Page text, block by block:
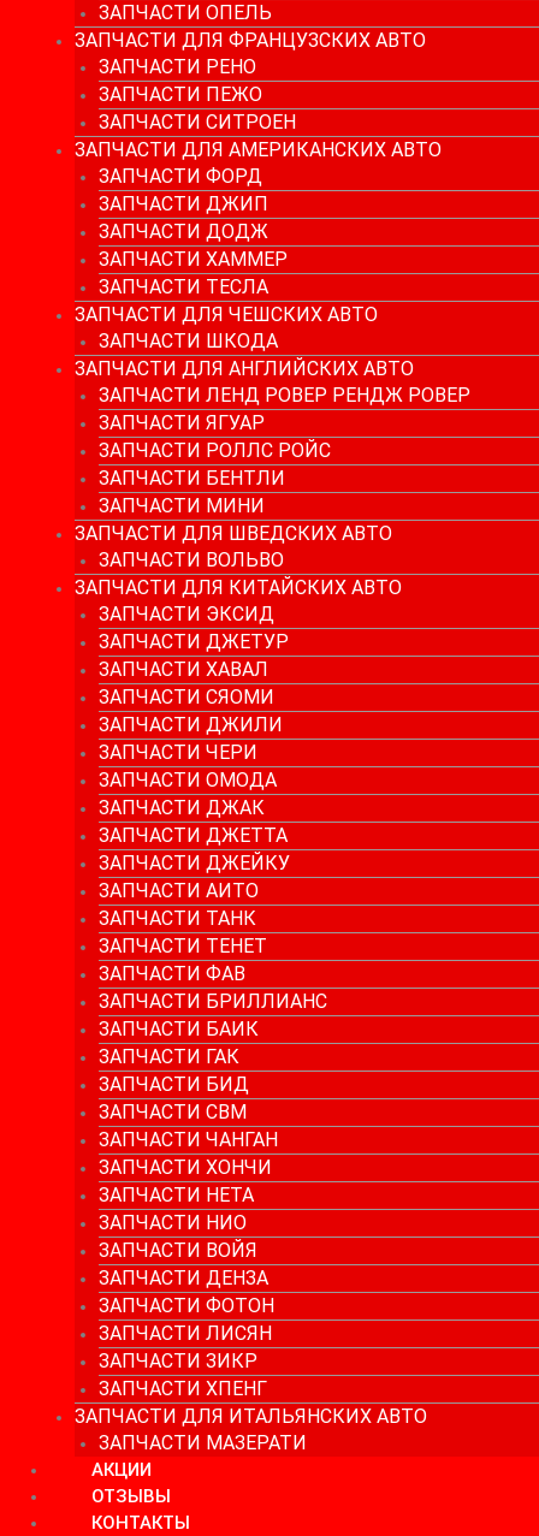
ЗАПЧАСТИ ОПЕЛЬ
ЗАПЧАСТИ ДЛЯ ФРАНЦУЗСКИХ АВТО
ЗАПЧАСТИ РЕНО
ЗАПЧАСТИ ПЕЖО
ЗАПЧАСТИ СИТРОЕН
ЗАПЧАСТИ ДЛЯ АМЕРИКАНСКИХ АВТО
ЗАПЧАСТИ ФОРД
ЗАПЧАСТИ ДЖИП
ЗАПЧАСТИ ДОДЖ
ЗАПЧАСТИ ХАММЕР
ЗАПЧАСТИ ТЕСЛА
ЗАПЧАСТИ ДЛЯ ЧЕШСКИХ АВТО
ЗАПЧАСТИ ШКОДА
ЗАПЧАСТИ ДЛЯ АНГЛИЙСКИХ АВТО
ЗАПЧАСТИ ЛЕНД РОВЕР РЕНДЖ РОВЕР
ЗАПЧАСТИ ЯГУАР
ЗАПЧАСТИ РОЛЛС РОЙС
ЗАПЧАСТИ БЕНТЛИ
ЗАПЧАСТИ МИНИ
ЗАПЧАСТИ ДЛЯ ШВЕДСКИХ АВТО
ЗАПЧАСТИ ВОЛЬВО
ЗАПЧАСТИ ДЛЯ КИТАЙСКИХ АВТО
ЗАПЧАСТИ ЭКСИД
ЗАПЧАСТИ ДЖЕТУР
ЗАПЧАСТИ ХАВАЛ
ЗАПЧАСТИ СЯОМИ
ЗАПЧАСТИ ДЖИЛИ
ЗАПЧАСТИ ЧЕРИ
ЗАПЧАСТИ ОМОДА
ЗАПЧАСТИ ДЖАК
ЗАПЧАСТИ ДЖЕТТА
ЗАПЧАСТИ ДЖЕЙКУ
ЗАПЧАСТИ АИТО
ЗАПЧАСТИ ТАНК
ЗАПЧАСТИ ТЕНЕТ
ЗАПЧАСТИ ФАВ
ЗАПЧАСТИ БРИЛЛИАНС
ЗАПЧАСТИ БАИК
ЗАПЧАСТИ ГАК
ЗАПЧАСТИ БИД
ЗАПЧАСТИ СВМ
ЗАПЧАСТИ ЧАНГАН
ЗАПЧАСТИ ХОНЧИ
ЗАПЧАСТИ НЕТА
ЗАПЧАСТИ НИО
ЗАПЧАСТИ ВОЙЯ
ЗАПЧАСТИ ДЕНЗА
ЗАПЧАСТИ ФОТОН
ЗАПЧАСТИ ЛИСЯН
ЗАПЧАСТИ ЗИКР
ЗАПЧАСТИ ХПЕНГ
ЗАПЧАСТИ ДЛЯ ИТАЛЬЯНСКИХ АВТО
ЗАПЧАСТИ МАЗЕРАТИ
АКЦИИ
ОТЗЫВЫ
КОНТАКТЫ